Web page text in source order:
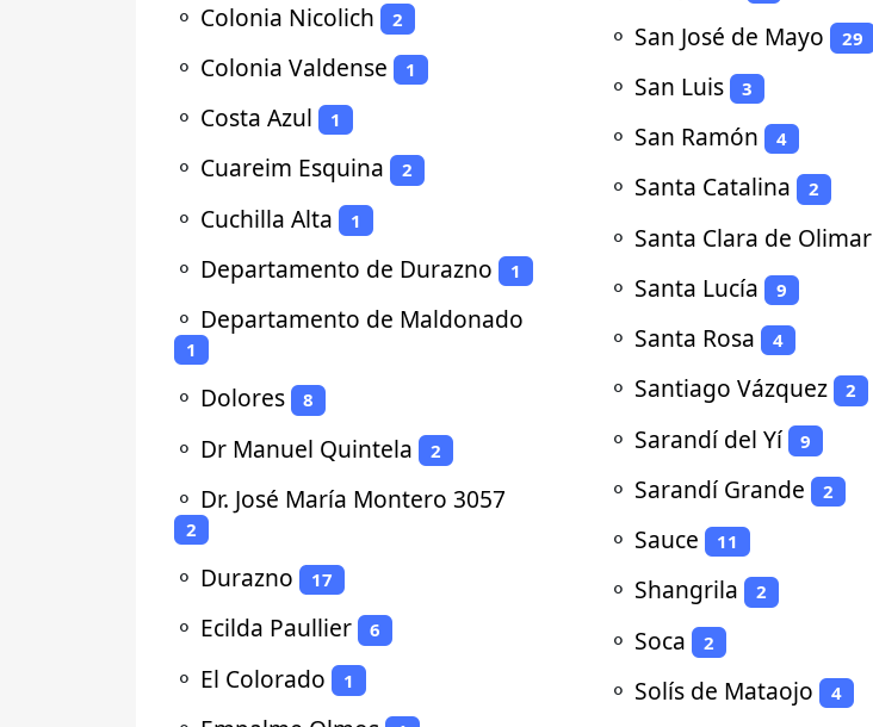
⚬ Colonia Nicolich 2
⚬ Colonia Valdense 1
⚬ Costa Azul 1
⚬ Cuareim Esquina 2
⚬ Cuchilla Alta 1
⚬ Departamento de Durazno 1
⚬ Departamento de Maldonado
1
⚬ Dolores 8
⚬ Dr Manuel Quintela 2
⚬ Dr. José María Montero 3057
2
⚬ Durazno 17
⚬ Ecilda Paullier 6
⚬ El Colorado 1
⚬ San José de Mayo 29
⚬ San Luis 3
⚬ San Ramón 4
⚬ Santa Catalina 2
⚬ Santa Clara de Olimar
⚬ Santa Lucía 9
⚬ Santa Rosa 4
⚬ Santiago Vázquez 2
⚬ Sarandí del Yí 9
⚬ Sarandí Grande 2
⚬ Sauce 11
⚬ Shangrila 2
⚬ Soca 2
⚬ Solís de Mataojo 4